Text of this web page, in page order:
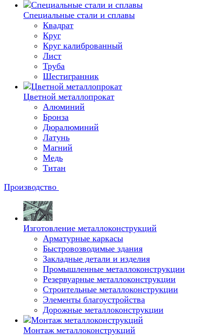
Специальные стали и сплавы
Квадрат
Круг
Круг калиброванный
Лист
Труба
Шестигранник
Цветной металлопрокат
Алюминий
Бронза
Дюралюминий
Латунь
Магний
Медь
Титан
Производство
Изготовление металлоконструкций
Арматурные каркасы
Быстровозводимые здания
Закладные детали и изделия
Промышленные металлоконструкции
Резервуарные металлоконструкции
Строительные металлоконструкции
Элементы благоустройства
Дорожные металлоконструкции
Монтаж металлоконструкций